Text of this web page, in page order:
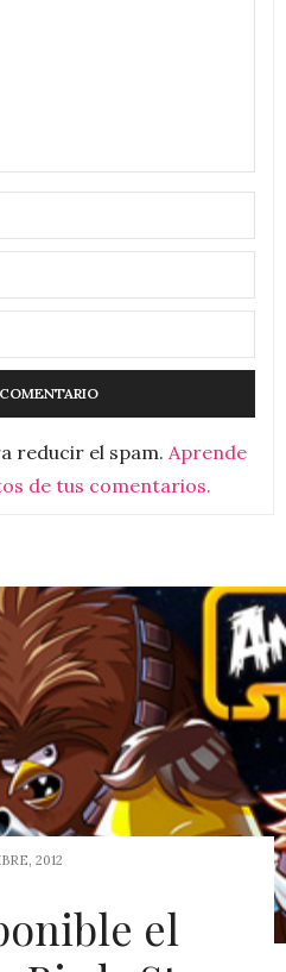
reducir el spam. Aprende
de tus comentarios.
2012
el